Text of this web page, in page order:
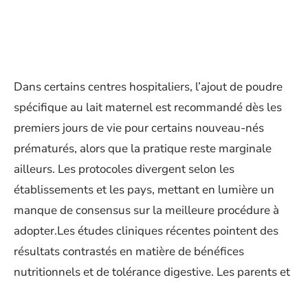
Dans certains centres hospitaliers, l’ajout de poudre
spécifique au lait maternel est recommandé dès les
premiers jours de vie pour certains nouveau-nés
prématurés, alors que la pratique reste marginale
ailleurs. Les protocoles divergent selon les
établissements et les pays, mettant en lumière un
manque de consensus sur la meilleure procédure à
adopter.Les études cliniques récentes pointent des
résultats contrastés en matière de bénéfices
nutritionnels et de tolérance digestive. Les parents et